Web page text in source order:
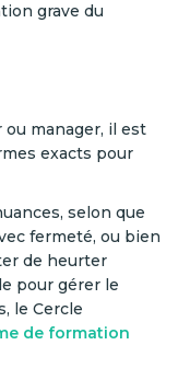
grave du
manager, il est
exacts pour
selon que
fermeté, ou bien
de heurter
pour gérer le
le Cercle
de formation